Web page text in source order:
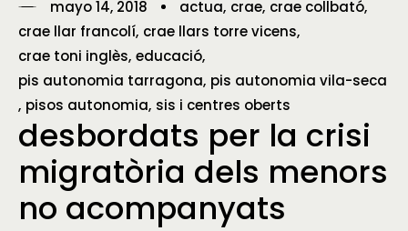
mayo 14, 2018 actua crae crae collbató
crae llar francolí crae llars torre vicens
crae toni inglès educació
pis autonomia tarragona pis autonomia vila-seca
pisos autonomia sis i centres oberts
desbordats per la crisi
migratòria dels menors
no acompanyats